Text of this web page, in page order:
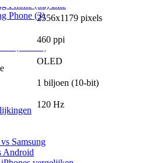
Phone (3a) Lite
Phone (3)
GT 8 Pro
GT 7 Pro
Samsung
Android
2556x1179 pixels
460 ppi
OLED
1 biljoen (10-bit)
120 Hz